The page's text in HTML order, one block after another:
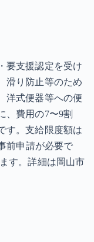
要支援認定を受け
滑り防止等のため
洋式便器等への便
、費用の7〜9割
す。支給限度額は
前申請が必要で
す。詳細は岡山市